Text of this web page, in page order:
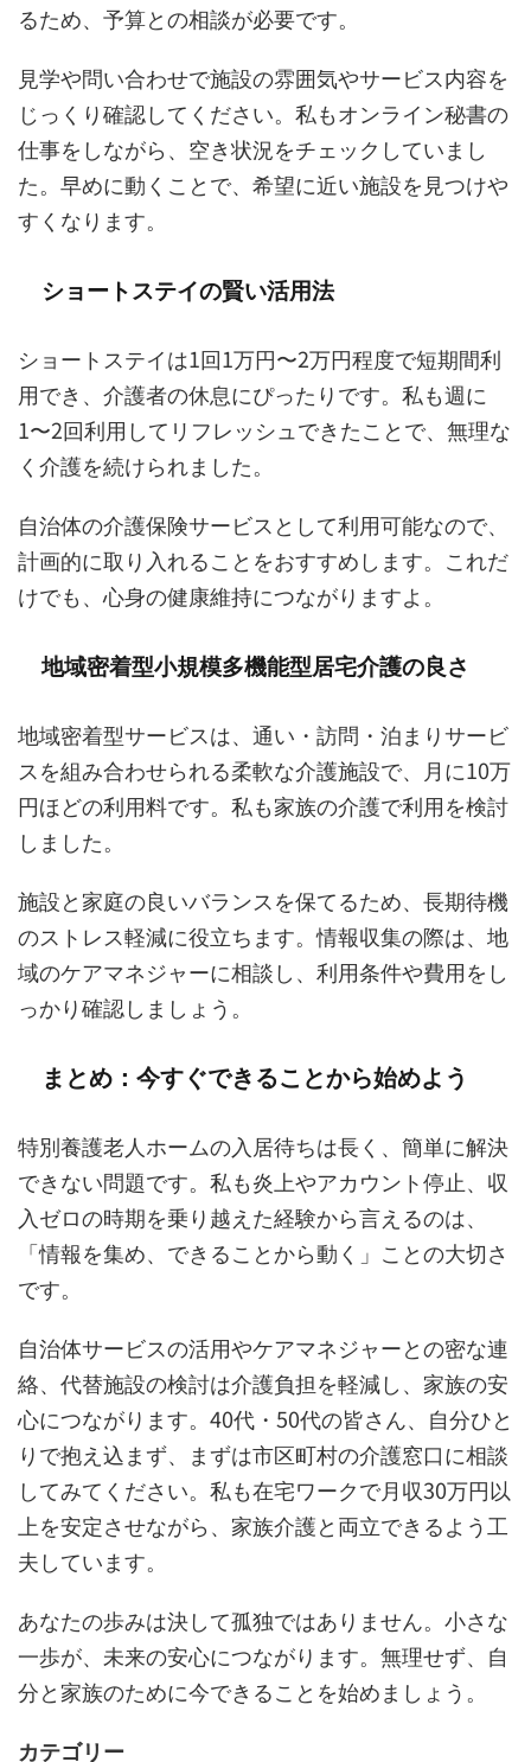
るため、予算との相談が必要です。
見学や問い合わせで施設の雰囲気やサービス内容を
じっくり確認してください。私もオンライン秘書の
仕事をしながら、空き状況をチェックしていまし
た。早めに動くことで、希望に近い施設を見つけや
すくなります。
ショートステイの賢い活用法
ショートステイは1回1万円〜2万円程度で短期間利
用でき、介護者の休息にぴったりです。私も週に
1〜2回利用してリフレッシュできたことで、無理な
く介護を続けられました。
自治体の介護保険サービスとして利用可能なので、
計画的に取り入れることをおすすめします。これだ
けでも、心身の健康維持につながりますよ。
地域密着型小規模多機能型居宅介護の良さ
地域密着型サービスは、通い・訪問・泊まりサービ
スを組み合わせられる柔軟な介護施設で、月に10万
円ほどの利用料です。私も家族の介護で利用を検討
しました。
施設と家庭の良いバランスを保てるため、長期待機
のストレス軽減に役立ちます。情報収集の際は、地
域のケアマネジャーに相談し、利用条件や費用をし
っかり確認しましょう。
まとめ：今すぐできることから始めよう
特別養護老人ホームの入居待ちは長く、簡単に解決
できない問題です。私も炎上やアカウント停止、収
入ゼロの時期を乗り越えた経験から言えるのは、
「情報を集め、できることから動く」ことの大切さ
です。
自治体サービスの活用やケアマネジャーとの密な連
絡、代替施設の検討は介護負担を軽減し、家族の安
心につながります。40代・50代の皆さん、自分ひと
りで抱え込まず、まずは市区町村の介護窓口に相談
してみてください。私も在宅ワークで月収30万円以
上を安定させながら、家族介護と両立できるよう工
夫しています。
あなたの歩みは決して孤独ではありません。小さな
一歩が、未来の安心につながります。無理せず、自
分と家族のために今できることを始めましょう。
カテゴリー